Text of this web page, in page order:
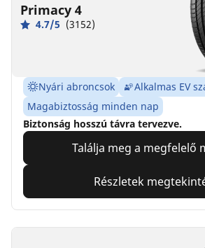
Primacy 4
4.7/5 (3152)
Nyári abroncsok
Alkalmas EV
Magabiztosság minden nap
Biztonság hosszú távra tervezve.
Találja meg a megfelelő
Részletek